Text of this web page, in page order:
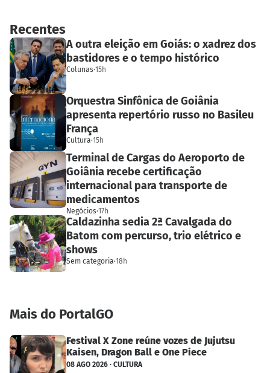
Recentes
A outra eleição em Goiás: o xadrez dos
bastidores e o tempo histórico
Colunas·15h
Orquestra Sinfônica de Goiânia
apresenta repertório russo no Basileu
França
Cultura·15h
Terminal de Cargas do Aeroporto de
Goiânia recebe certificação
internacional para transporte de
medicamentos
Negócios·17h
Caldazinha sedia 2ª Cavalgada do
Batom com percurso, trio elétrico e
shows
Sem categoria·18h
Mais do PortalGO
Festival X Zone reúne vozes de Jujutsu
Kaisen, Dragon Ball e One Piece
08 AGO 2026 · CULTURA